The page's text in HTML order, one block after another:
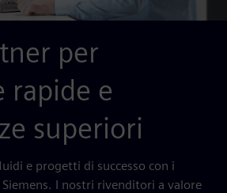
per
rapide e
superiori
e progetti di successo con i
I nostri rivenditori a valore